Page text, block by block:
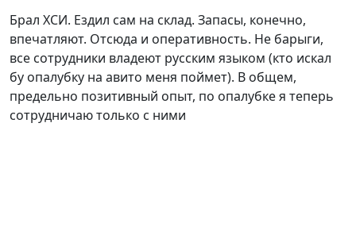
Брал ХСИ. Ездил сам на склад. Запасы, конечно,
впечатляют. Отсюда и оперативность. Не барыги,
все сотрудники владеют русским языком (кто искал
бу опалубку на авито меня поймет). В общем,
предельно позитивный опыт, по опалубке я теперь
сотрудничаю только с ними